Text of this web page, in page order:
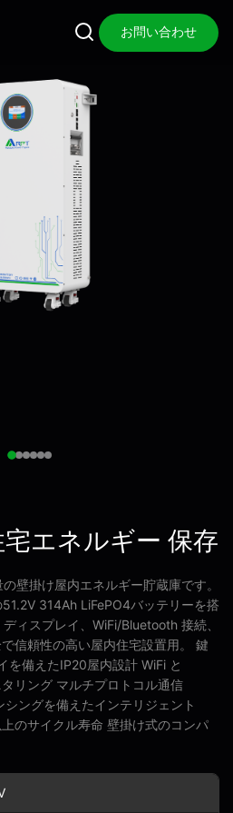
お問い合わせ
エネルギー 保存
壁掛け屋内エネルギー貯蔵庫です。
314Ah LiFePO4バッテリーを搭
ィスプレイ、WiFi/Bluetooth 接続、
信頼性の高い屋内住宅設置用。 鍵
を備えたIP20屋内設計 WiFi と
リング マルチプロトコル通信
シングを備えたインテリジェント
のサイクル寿命 壁掛け式のコンパ